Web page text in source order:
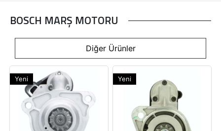
BOSCH MARŞ MOTORU
Diğer Ürünler
Yeni Yeni